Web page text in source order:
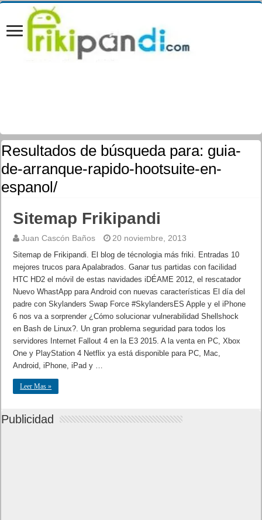
Resultados de búsqueda para: guia-
de-arranque-rapido-hootsuite-en-
espanol/
Sitemap Frikipandi
Juan Cascón Baños 20 noviembre, 2013
Sitemap de Frikipandi. El blog de técnologia más friki. Entradas 10
mejores trucos para Apalabrados. Ganar tus partidas con facilidad
HTC HD2 el móvil de estas navidades iDÉAME 2012, el rescatador
Nuevo WhastApp para Android con nuevas características El día del
padre con Skylanders Swap Force #SkylandersES Apple y el iPhone
6 nos va a sorprender ¿Cómo solucionar vulnerabilidad Shellshock
en Bash de Linux?. Un gran problema seguridad para todos los
servidores Internet Fallout 4 en la E3 2015. A la venta en PC, Xbox
One y PlayStation 4 Netflix ya está disponible para PC, Mac,
Android, iPhone, iPad y …
Leer Mas »
Publicidad